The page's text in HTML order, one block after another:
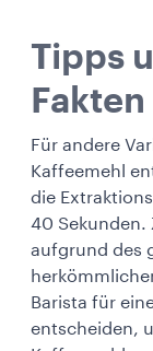
Tipps
Fakten
Für andere
Kaffeemehl
die
40 Sekunden.
aufgrund des
Barista für
entscheiden,